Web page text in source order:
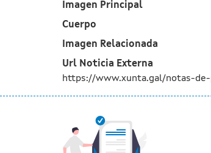
Imagen Principal
Cuerpo
Imagen Relacionada
Url Noticia Externa
https://www.xunta.gal/notas-